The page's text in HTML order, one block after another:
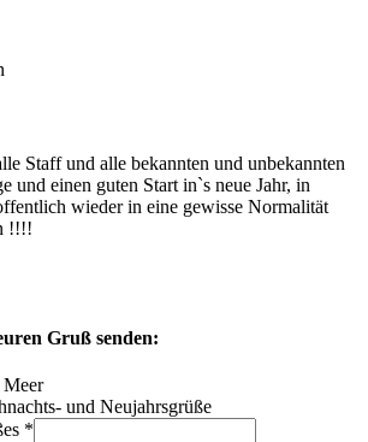
Staff und alle bekannten und unbekannten
und einen guten Start in`s neue Jahr, in
wieder in eine gewisse Normalität
!!!!
Gruß senden:
Meer
und Neujahrsgrüße
*